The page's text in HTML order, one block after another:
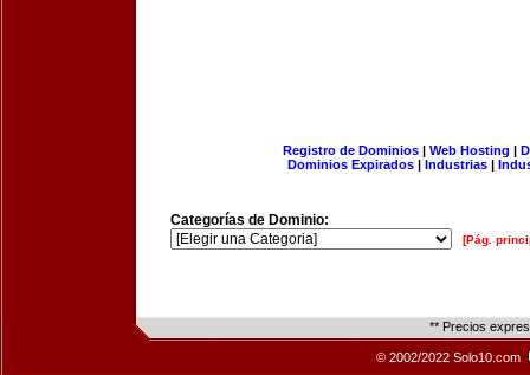
Registro de Dominios| Web Hosting |
Dominios Expirados | Industrias |
Categorías de Dominio:
[Pág.
** Precios
© 2002/2022 Solo10.com